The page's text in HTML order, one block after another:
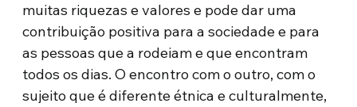
muitas riquezas e valores e pode dar uma
contribuição positiva para a sociedade e para
as pessoas que a rodeiam e que encontram
todos os dias. O encontro com o outro, com o
sujeito que é diferente étnica e culturalmente,